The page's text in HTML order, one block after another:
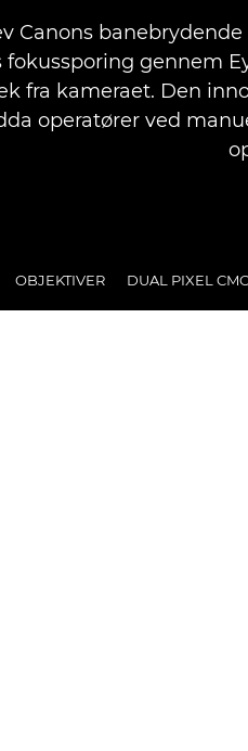
Canons
gennem
fra kameraet. Den
operatører ved
OBJEKTIVER DUAL PIXEL